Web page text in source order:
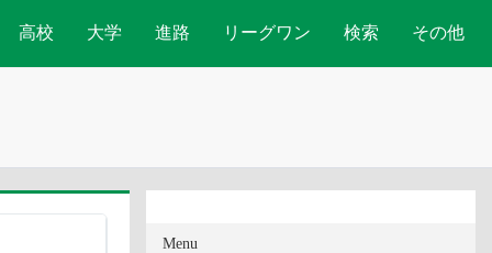
高校 大学 進路 リーグワン 検索 その他
Menu